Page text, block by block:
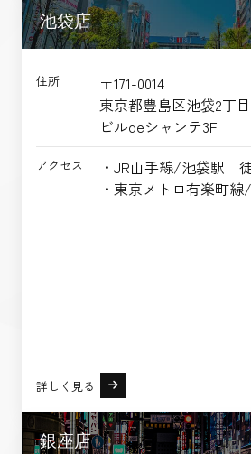
池袋店
住所
〒171-0014
東京都豊島区池袋2丁
ビルdeシャンテ3F
アクセス
・JR山手線/池袋駅
・東京メトロ有楽町
詳しく見る
銀座店